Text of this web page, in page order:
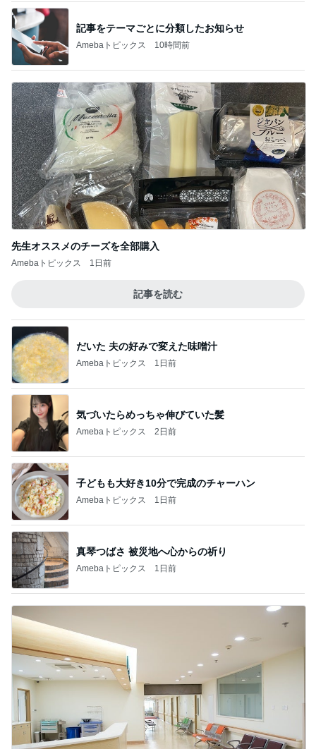
記事をテーマごとに分類したお知らせ
Amebaトピックス 10時間前
先生オススメのチーズを全部購入
Amebaトピックス 1日前
記事を読む
だいた 夫の好みで変えた味噌汁
Amebaトピックス 1日前
気づいたらめっちゃ伸びていた髪
Amebaトピックス 2日前
子どもも大好き10分で完成のチャーハン
Amebaトピックス 1日前
真琴つばさ 被災地へ心からの祈り
Amebaトピックス 1日前